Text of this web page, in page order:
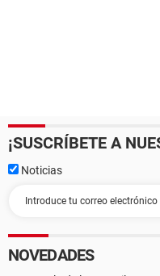
¡SUSCRÍBETE A
Noticias
NOVEDADES